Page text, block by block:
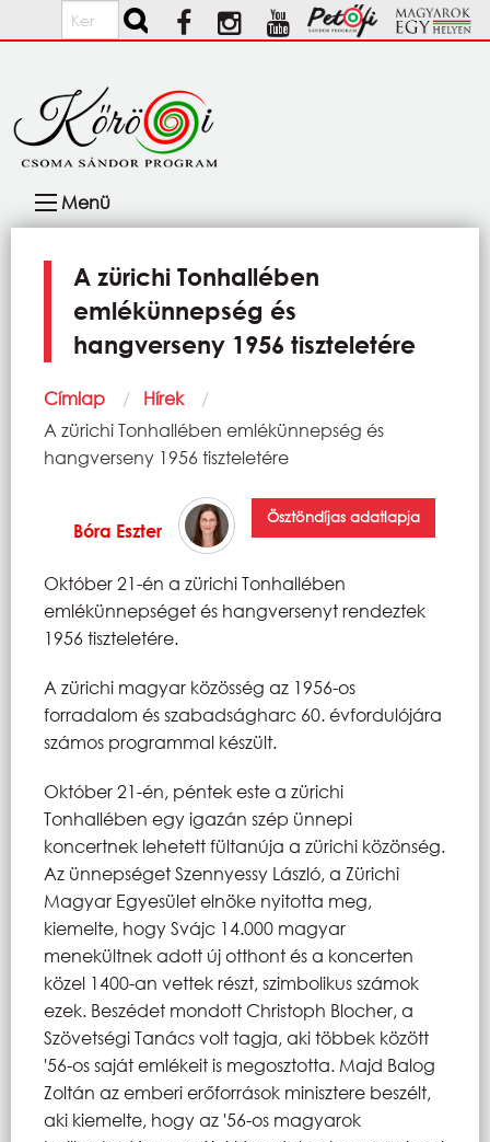
Ugrás a tartalomra
Keresés
navigáció
Menü
A zürichi Tonhallében
emlékünnepség és
hangverseny 1956 tiszteletére
Morzsa
Címlap
Hírek
Current:
A zürichi Tonhallében emlékünnepség és
hangverseny 1956 tiszteletére
Bóra Eszter
Ösztöndíjas adatlapja
Október 21-én a zürichi Tonhallében
emlékünnepséget és hangversenyt rendeztek
1956 tiszteletére.
A zürichi magyar közösség az 1956-os
forradalom és szabadságharc 60. évfordulójára
számos programmal készült.
Október 21-én, péntek este a zürichi
Tonhallében egy igazán szép ünnepi
koncertnek lehetett fültanúja a zürichi közönség.
Az ünnepséget Szennyessy László, a Zürichi
Magyar Egyesület elnöke nyitotta meg,
kiemelte, hogy Svájc 14.000 magyar
menekültnek adott új otthont és a koncerten
közel 1400-an vettek részt, szimbolikus számok
ezek. Beszédet mondott Christoph Blocher, a
Szövetségi Tanács volt tagja, aki többek között
'56-os saját emlékeit is megosztotta. Majd Balog
Zoltán az emberi erőforrások minisztere beszélt,
aki kiemelte, hogy az '56-os magyarok